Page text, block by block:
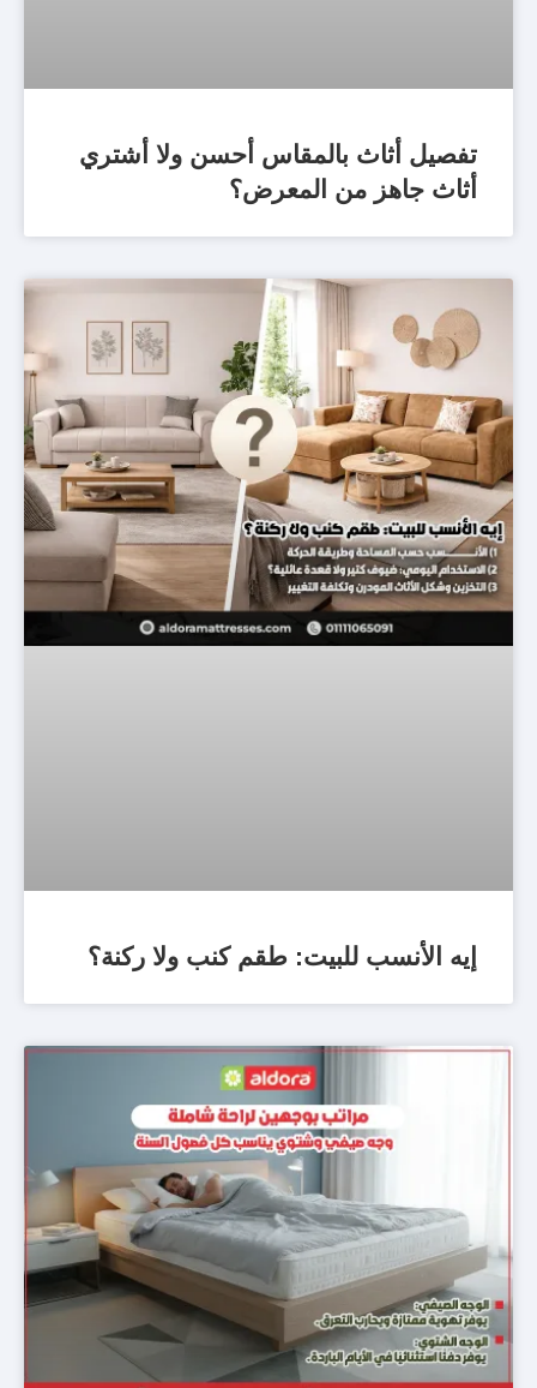
تفصيل أثاث بالمقاس أحسن ولا أشتري
أثاث جاهز من المعرض؟
إيه الأنسب للبيت: طقم كنب ولا ركنة؟